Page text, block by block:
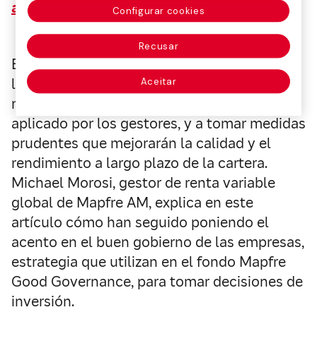
against the crisis
El fuerte impacto de la crisis del Covid-19 en
los mercados está llevando a una profunda
reflexión sobre el proceso de inversión
aplicado por los gestores, y a tomar medidas
prudentes que mejorarán la calidad y el
rendimiento a largo plazo de la cartera.
Michael Morosi, gestor de renta variable
global de Mapfre AM, explica en este
artículo cómo han seguido poniendo el
acento en el buen gobierno de las empresas,
estrategia que utilizan en el fondo Mapfre
Good Governance, para tomar decisiones de
inversión.
Configurar cookies
Recusar
Aceitar